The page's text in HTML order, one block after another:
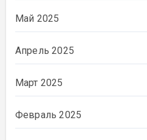
Май 2025
Апрель 2025
Март 2025
Февраль 2025